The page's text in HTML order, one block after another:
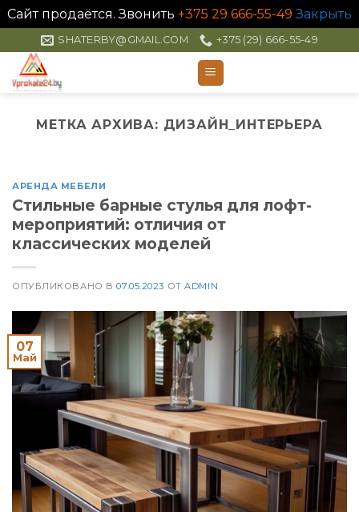
Сайт продаётся. Звонить +375 29 666-55-49 Закрыть
to
content
SHATERBY@GMAIL.COM +375 (29) 666-55-49
МЕТКА АРХИВА: ДИЗАЙН_ИНТЕРЬЕРА
АРЕНДА МЕБЕЛИ
Стильные барные стулья для лофт-
мероприятий: отличия от
классических моделей
ОПУБЛИКОВАНО В07.05.2023 ОТADMIN
07
Май